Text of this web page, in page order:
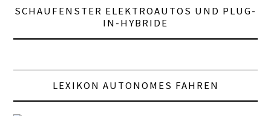
SCHAUFENSTER ELEKTROAUTOS UND PLUG-
IN-HYBRIDE
LEXIKON AUTONOMES FAHREN